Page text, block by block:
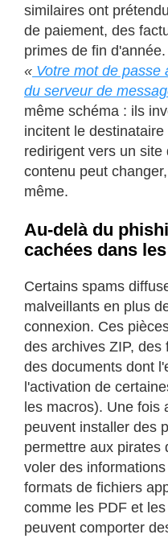
similaires ont
de paiement, des
primes de fin
« Votre mot de passe
du serveur de
même schéma : ils
incitent le
redirigent vers un
contenu peut
même.
Au-delà du
cachées dans
Certains spams
malveillants en plus
connexion. Ces
des archives ZIP, des
des documents dont
l'activation de
les macros). Une fois
peuvent installer des
permettre aux pirates
voler des
formats de fichiers
comme les PDF et
peuvent comporter